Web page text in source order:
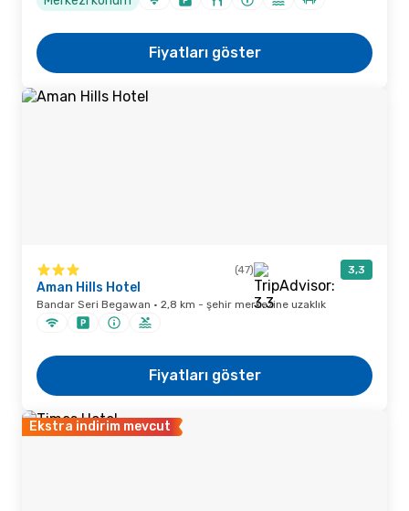
Fiyatları göster
(47) 3,3
Aman Hills Hotel
Bandar Seri Begawan · 2,8 km - şehir merkezine uzaklık
Fiyatları göster
Ekstra indirim mevcut